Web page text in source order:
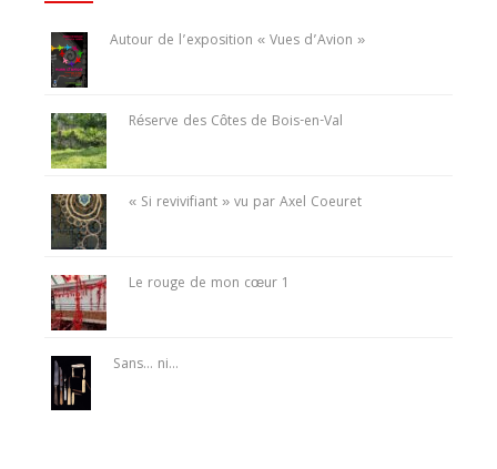
Autour de l’exposition « Vues d’Avion »
Réserve des Côtes de Bois-en-Val
« Si revivifiant » vu par Axel Coeuret
Le rouge de mon cœur 1
Sans… ni…